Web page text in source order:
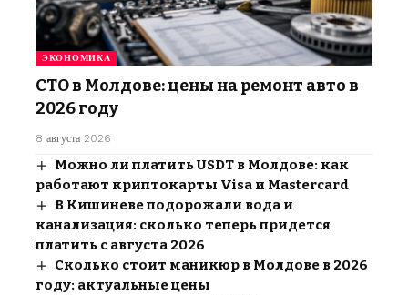
ЭКОНОМИКА
СТО в Молдове: цены на ремонт авто в
2026 году
8 августа 2026
Можно ли платить USDT в Молдове: как
работают криптокарты Visa и Mastercard
В Кишиневе подорожали вода и
канализация: сколько теперь придется
платить с августа 2026
Сколько стоит маникюр в Молдове в 2026
году: актуальные цены